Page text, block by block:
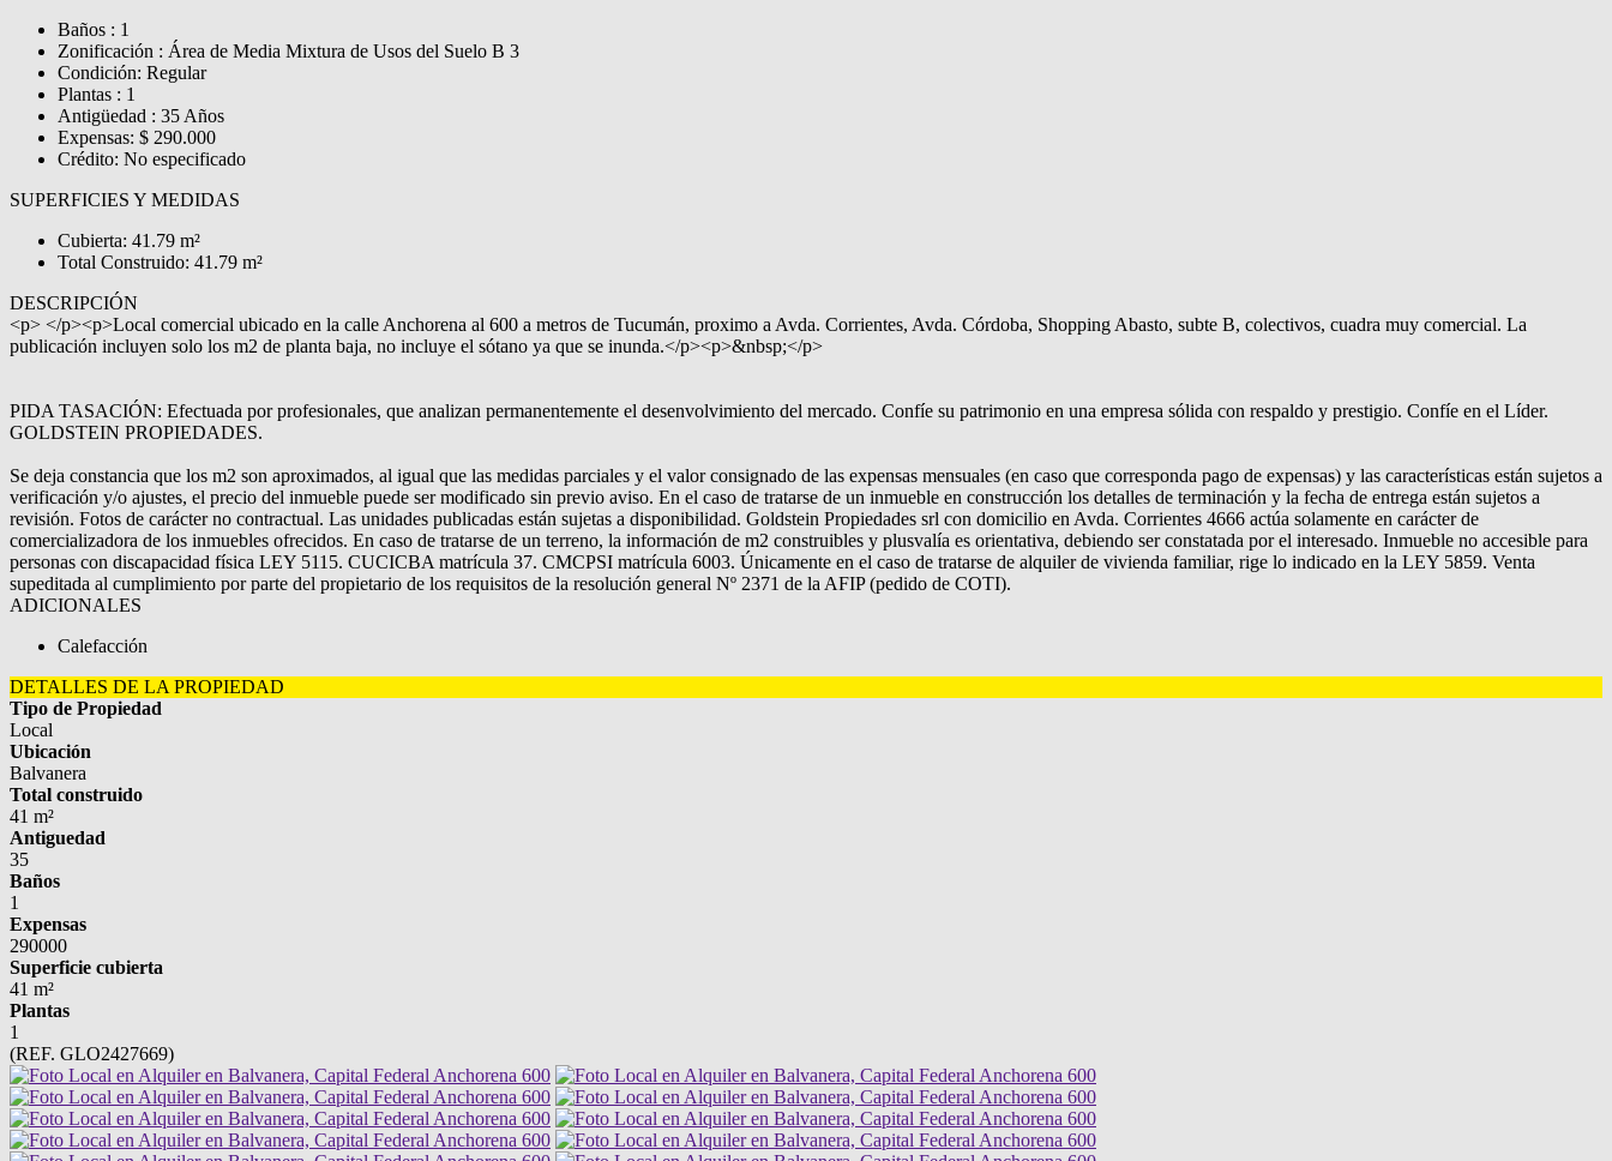
Baños : 1
Zonificación : Área de Media Mixtura de Usos del Suelo B 3
Condición: Regular
Plantas : 1
Antigüedad : 35 Años
Expensas: $ 290.000
Crédito: No especificado
SUPERFICIES Y MEDIDAS
Cubierta: 41.79 m²
Total Construido: 41.79 m²
DESCRIPCIÓN
<p> </p><p>Local comercial ubicado en la calle Anchorena al 600 a metros de Tucumán, proximo a Avda. Corrientes, Avda. Córdoba, Shopping Abasto, subte B, colectivos, cuadra muy comercial. La
publicación incluyen solo los m2 de planta baja, no incluye el sótano ya que se inunda.</p><p>&nbsp;</p>
PIDA TASACIÓN: Efectuada por profesionales, que analizan permanentemente el desenvolvimiento del mercado. Confíe su patrimonio en una empresa sólida con respaldo y prestigio. Confíe en el Líder.
GOLDSTEIN PROPIEDADES.
Se deja constancia que los m2 son aproximados, al igual que las medidas parciales y el valor consignado de las expensas mensuales (en caso que corresponda pago de expensas) y las características están sujetos a
verificación y/o ajustes, el precio del inmueble puede ser modificado sin previo aviso. En el caso de tratarse de un inmueble en construcción los detalles de terminación y la fecha de entrega están sujetos a
revisión. Fotos de carácter no contractual. Las unidades publicadas están sujetas a disponibilidad. Goldstein Propiedades srl con domicilio en Avda. Corrientes 4666 actúa solamente en carácter de
comercializadora de los inmuebles ofrecidos. En caso de tratarse de un terreno, la información de m2 construibles y plusvalía es orientativa, debiendo ser constatada por el interesado. Inmueble no accesible para
personas con discapacidad física LEY 5115. CUCICBA matrícula 37. CMCPSI matrícula 6003. Únicamente en el caso de tratarse de alquiler de vivienda familiar, rige lo indicado en la LEY 5859. Venta
supeditada al cumplimiento por parte del propietario de los requisitos de la resolución general Nº 2371 de la AFIP (pedido de COTI).
ADICIONALES
Calefacción
DETALLES DE LA PROPIEDAD
Tipo de Propiedad
Local
Ubicación
Balvanera
Total construido
41 m²
Antiguedad
35
Baños
1
Expensas
290000
Superficie cubierta
41 m²
Plantas
1
(REF. GLO2427669)